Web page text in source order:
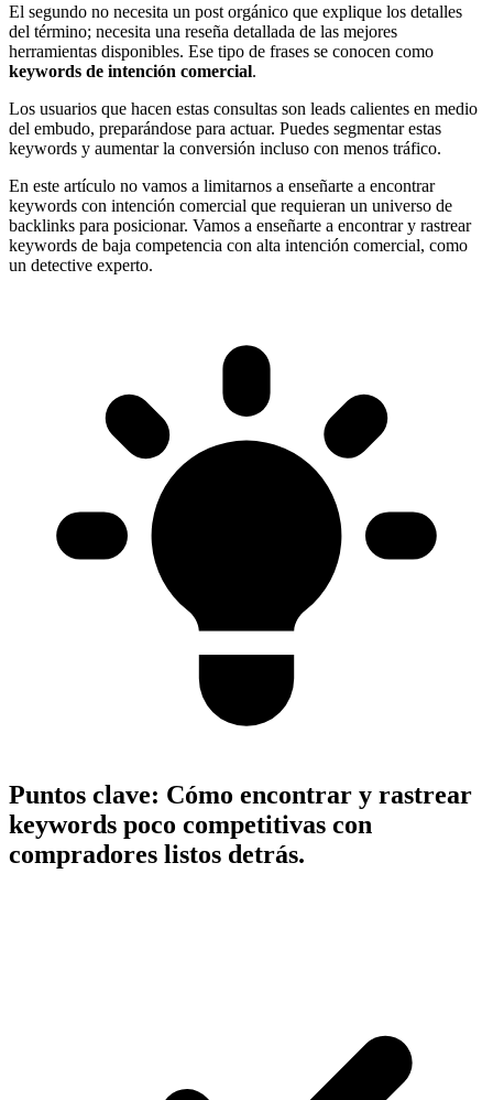
El segundo no necesita un post orgánico que explique los detalles
del término; necesita una reseña detallada de las mejores
herramientas disponibles. Ese tipo de frases se conocen como
keywords de intención comercial.
Los usuarios que hacen estas consultas son leads calientes en medio
del embudo, preparándose para actuar. Puedes segmentar estas
keywords y aumentar la conversión incluso con menos tráfico.
En este artículo no vamos a limitarnos a enseñarte a encontrar
keywords con intención comercial que requieran un universo de
backlinks para posicionar. Vamos a enseñarte a encontrar y rastrear
keywords de baja competencia con alta intención comercial, como
un detective experto.
Puntos clave: Cómo encontrar y rastrear
keywords poco competitivas con
compradores listos detrás.